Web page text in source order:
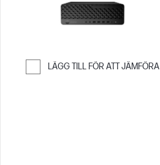
LÄGG TILL FÖR ATT JÄMFÖRA